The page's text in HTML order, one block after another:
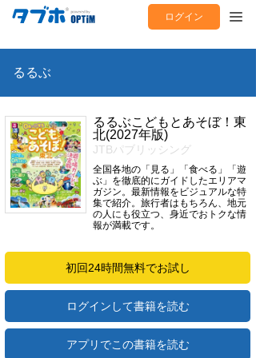
ログイン
るるぶ
るるぶこどもとあそぼ！東
北(2027年版)
JTBパブリッシング
全国各地の「見る」「食べる」「遊
ぶ」を徹底的にガイドしたエリアマ
ガジン。最新情報をビジュアルな特
集で紹介。旅行者はもちろん、地元
の人にも役立つ、身近でおトクな情
報が満載です。
初回24時間無料でお試し
ログインして書籍を読む
アプリでこの書籍を読む